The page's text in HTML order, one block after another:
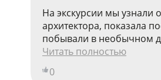
На экскурсии мы узнали
архитектора, показала
побывали в необычном
Читать полностью
0